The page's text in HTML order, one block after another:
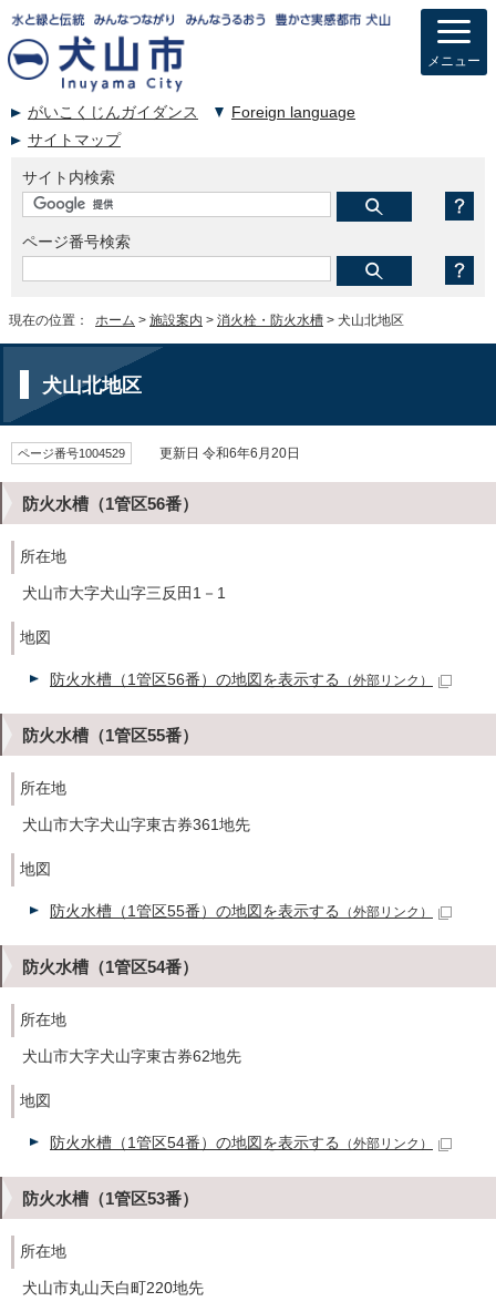
がいこくじんガイダンス
Foreign language
サイトマップ
サイト内検索
ページ番号検索
メニュー
現在の位置： ホーム > 施設案内 > 消火栓・防火水槽 > 犬山北地区
犬山北地区
ページ番号1004529 更新日 令和6年6月20日
防火水槽（1管区56番）
所在地
犬山市大字犬山字三反田1－1
地図
防火水槽（1管区56番）の地図を表示する （外部リンク）
防火水槽（1管区55番）
所在地
犬山市大字犬山字東古券361地先
地図
防火水槽（1管区55番）の地図を表示する （外部リンク）
防火水槽（1管区54番）
所在地
犬山市大字犬山字東古券62地先
地図
防火水槽（1管区54番）の地図を表示する （外部リンク）
防火水槽（1管区53番）
所在地
犬山市丸山天白町220地先